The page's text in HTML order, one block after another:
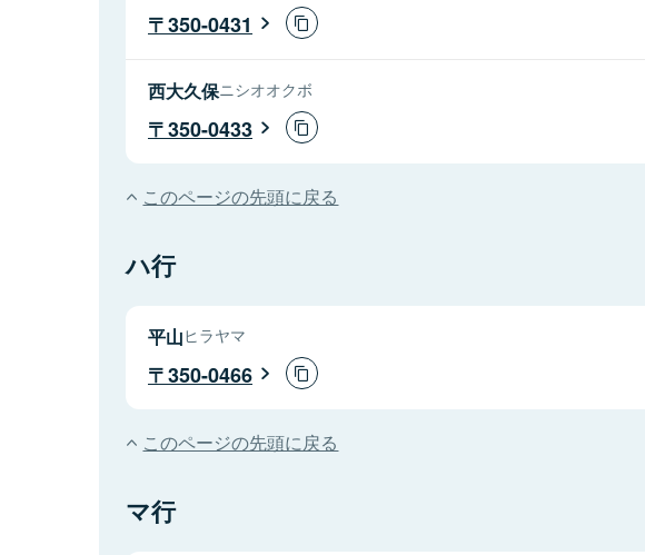
350-0431
西大久保ニシオオクボ
350-0433
このページの先頭に戻る
ハ行
平山ヒラヤマ
350-0466
このページの先頭に戻る
マ行